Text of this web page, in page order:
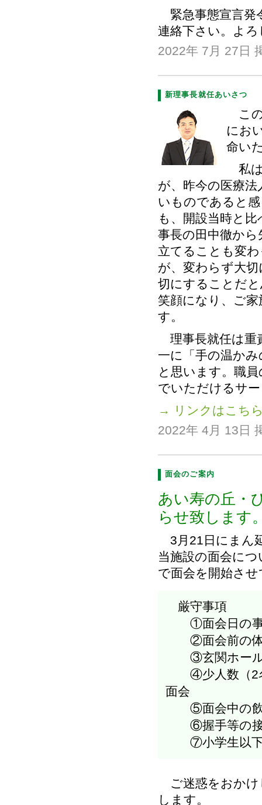
緊急事態宣言発
連絡下さい。よ
2022年 7月 27日
新理事長就任あいさつ
この
にお
命い
私は
が、昨今の医療
いものであると
も、開設当時と
事長の田中徹か
立てることも変
が、変わらず大
切にすることだ
笑顔になり、ご
す。
理事長就任は重
一に「手の温か
と思います。職
でいただけるサ
→ リンクはこち
2022年 4月 13日
面会のご案内
あい寿の丘・
らせ致します
3月21日にまん
当施設の面会に
で面会を開始さ
厳守事項
①面会日の事
②面会前の体
③玄関ホー
④少人数（2名
面会
⑤面会中の
⑥握手等の
⑦小学生以下
ご迷惑をおかけ
します。